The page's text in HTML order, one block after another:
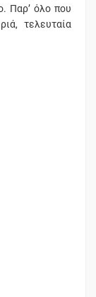
Παρ’ όλο που
τελευταία